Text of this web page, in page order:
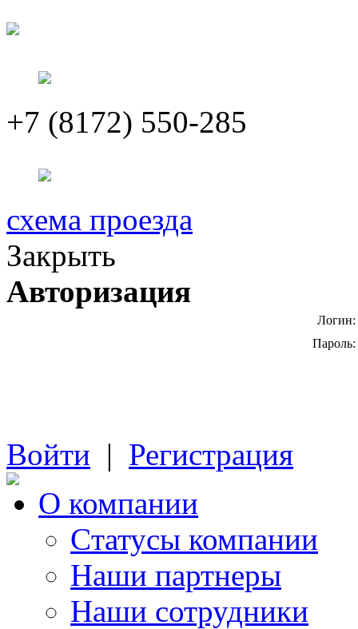
+7 (8172) 550-285
схема проезда
Закрыть
Авторизация
Логин:
Пароль:
Войти | Регистрация
О компании
Cтатусы компании
Наши партнеры
Наши сотрудники